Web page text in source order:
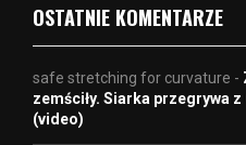
OSTATNIE KOMENTARZE
safe stretching for curvature -
zemściły. Siarka przegrywa
(video)